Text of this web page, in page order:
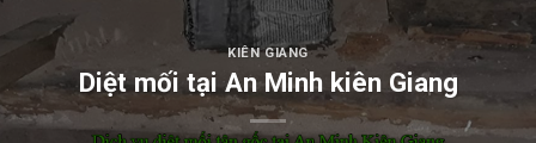
KIÊN GIANG
Diệt mối tại An Minh kiên Giang